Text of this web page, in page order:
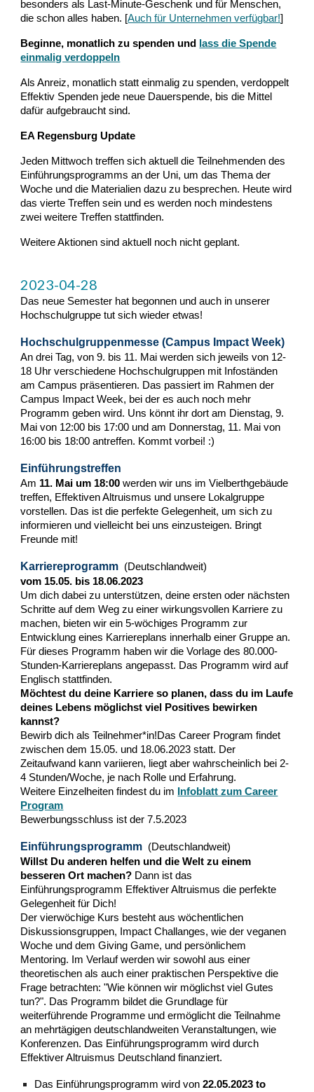
besonders als Last-Minute-Geschenk und für Menschen,
die schon alles haben. [Auch für Unternehmen verfügbar!]
Beginne, monatlich zu spenden und
lass die Spende
einmalig verdoppeln
Als Anreiz, monatlich statt einmalig zu spenden, verdoppelt
Effektiv Spenden jede neue Dauerspende, bis die Mittel
dafür aufgebraucht sind.
EA Regensburg Update
Jeden Mittwoch treffen sich aktuell die Teilnehmenden des
Einführungsprogramms an der Uni, um das Thema der
Woche und die Materialien dazu zu besprechen. Heute wird
das vierte Treffen sein und es werden noch mindestens
zwei weitere Treffen stattfinden.
Weitere Aktionen sind aktuell noch nicht geplant.
2023-04-28
Das neue Semester hat begonnen und auch in unserer
Hochschulgruppe tut sich wieder etwas!
Hochschulgruppenmesse (Campus Impact Week)
An drei Tag, von 9. bis 11. Mai werden sich jeweils von 12-
18 Uhr verschiedene Hochschulgruppen mit Infoständen
am Campus präsentieren. Das passiert im Rahmen der
Campus Impact Week, bei der es auch noch mehr
Programm geben wird. Uns könnt ihr dort am Dienstag, 9.
Mai von 12:00 bis 17:00 und am Donnerstag, 11. Mai von
16:00 bis 18:00 antreffen. Kommt vorbei! :)
Einführungstreffen
Am 11. Mai um 18:00 werden wir uns im Vielberthgebäude
treffen, Effektiven Altruismus und unsere Lokalgruppe
vorstellen. Das ist die perfekte Gelegenheit, um sich zu
informieren und vielleicht bei uns einzusteigen. Bringt
Freunde mit!
Karriereprogramm (Deutschlandweit)
vom 15.05. bis 18.06.2023
Um dich dabei zu unterstützen, deine ersten oder nächsten
Schritte auf dem Weg zu einer wirkungsvollen Karriere zu
machen, bieten wir ein 5-wöchiges Programm zur
Entwicklung eines Karriereplans innerhalb einer Gruppe an.
Für dieses Programm haben wir die Vorlage des 80.000-
Stunden-Karriereplans angepasst. Das Programm wird auf
Englisch stattfinden.
Möchtest du deine Karriere so planen, dass du im Laufe
deines Lebens möglichst viel Positives bewirken
kannst?
Bewirb dich als Teilnehmer*in!Das Career Program findet
zwischen dem 15.05. und 18.06.2023 statt. Der
Zeitaufwand kann variieren, liegt aber wahrscheinlich bei 2-
4 Stunden/Woche, je nach Rolle und Erfahrung.
Weitere Einzelheiten findest du im
Infoblatt zum Career
Program
Bewerbungsschluss ist der 7.5.2023
Einführungsprogramm (Deutschlandweit)
Willst Du anderen helfen und die Welt zu einem
besseren Ort machen? Dann ist das
Einführungsprogramm Effektiver Altruismus die perfekte
Gelegenheit für Dich!
Der vierwöchige Kurs besteht aus wöchentlichen
Diskussionsgruppen, Impact Challanges, wie der veganen
Woche und dem Giving Game, und persönlichem
Mentoring. Im Verlauf werden wir sowohl aus einer
theoretischen als auch einer praktischen Perspektive die
Frage betrachten: "Wie können wir möglichst viel Gutes
tun?". Das Programm bildet die Grundlage für
weiterführende Programme und ermöglicht die Teilnahme
an mehrtägigen deutschlandweiten Veranstaltungen, wie
Konferenzen. Das Einführungsprogramm wird durch
Effektiver Altruismus Deutschland finanziert.
Das Einführungsprogramm wird von22.05.2023 to